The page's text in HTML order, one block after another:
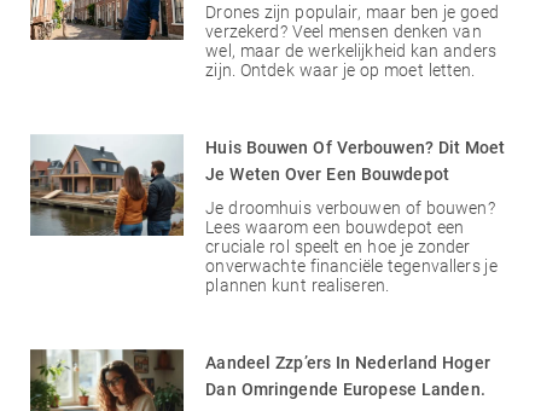
Drones zijn populair, maar ben je goed
verzekerd? Veel mensen denken van
wel, maar de werkelijkheid kan anders
zijn. Ontdek waar je op moet letten.
Huis Bouwen Of Verbouwen? Dit Moet
Je Weten Over Een Bouwdepot
Je droomhuis verbouwen of bouwen?
Lees waarom een bouwdepot een
cruciale rol speelt en hoe je zonder
onverwachte financiële tegenvallers je
plannen kunt realiseren.
Aandeel Zzp’ers In Nederland Hoger
Dan Omringende Europese Landen.